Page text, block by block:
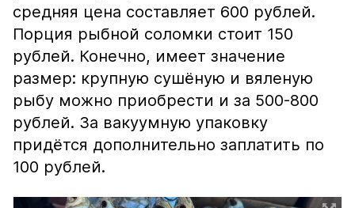
средняя цена составляет 600 рублей.
Порция рыбной соломки стоит 150
рублей. Конечно, имеет значение
размер: крупную сушёную и вяленую
рыбу можно приобрести и за 500-800
рублей. За вакуумную упаковку
придётся дополнительно заплатить по
100 рублей.